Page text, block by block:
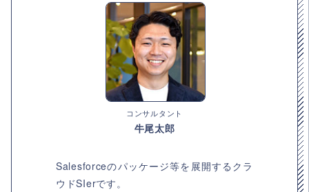
コンサルタント
牛尾太郎
Salesforceのパッケージ等を展開するクラ
ウドSIerです。